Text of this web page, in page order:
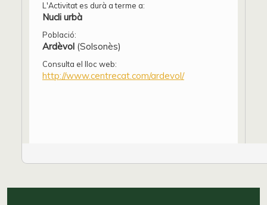
L'Activitat es durà a terme a:
Nucli urbà
Població:
Ardèvol (Solsonès)
Consulta el lloc web:
http://www.centrecat.com/ardevol/